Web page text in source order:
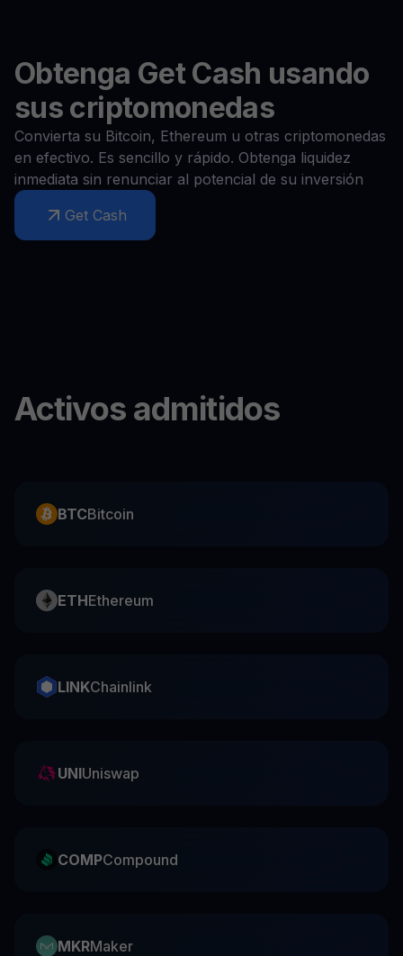
Obtenga Get Cash usando
sus criptomonedas
Convierta su Bitcoin, Ethereum u otras criptomonedas
en efectivo. Es sencillo y rápido. Obtenga liquidez
inmediata sin renunciar al potencial de su inversión
Get Cash
Activos admitidos
BTCBitcoin
ETHEthereum
LINKChainlink
UNIUniswap
COMPCompound
MKRMaker